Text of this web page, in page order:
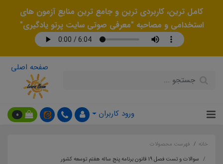
کامل ترین، کاربردی ترین و جامع ترین منابع آزمون های
استخدامی و مصاحبه "معرفی صوتی سایت پرتو یادگیری"
صفحه اصلی
ورود کاربران 0
خانه
فهرست محصولات
سوالات و تست فصل 19 قانون برنامه پنج ساله هفتم توسعه کشور